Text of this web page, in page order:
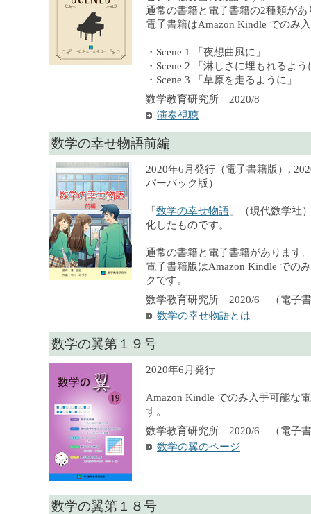
通常の書籍と電子書籍の2種類があ
電子書籍はAmazon Kindle でのみ
・Scene 1 「夜想曲風に」
・Scene 2 「淋しさに埋もれるよう
・Scene 3 「草原を走るように」
数学教育研究所 2020/8
演奏視聴
数学の幸せ物語前編
2020年6月発行（電子書籍版）,
パーバック版）
「 数学の幸せ物語 」（現代数学社
化したものです。
通常の書籍と電子書籍があります
電子書籍版はAmazon Kindle での
クです。
数学教育研究所 2020/6 （電子書
数学の幸せ物語とは
数学の翼第１９号
2020年6月発行
Amazon Kindle でのみ入手可能な
す。
数学教育研究所 2020/6 （電子
数学の翼のページ
数学の翼第１８号